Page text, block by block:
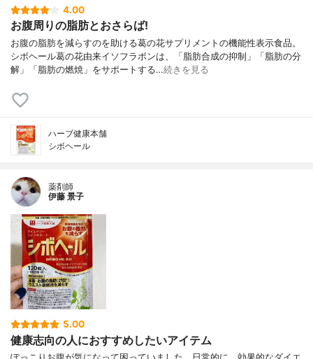
4.00
お腹周りの脂肪とおさらば!
お腹の脂肪を減らすのを助ける葛の花サプリメントの機能性表示食品。
シボヘール葛の花由来イソフラボンは、「脂肪合成の抑制」「脂肪の分
解」「脂肪の燃焼」をサポートする…続きを見る
ハーブ健康本舗
シボヘール
薬剤師
伊藤 景子
5.00
健康志向の人におすすめしたいアイテム